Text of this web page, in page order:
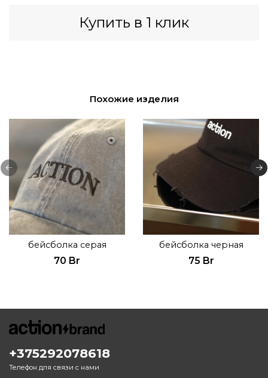
Купить в 1 клик
Похожие изделия
бейсболка серая
70 Br
бейсболка черная
75 Br
+375292078618
Телефон для связи с нами